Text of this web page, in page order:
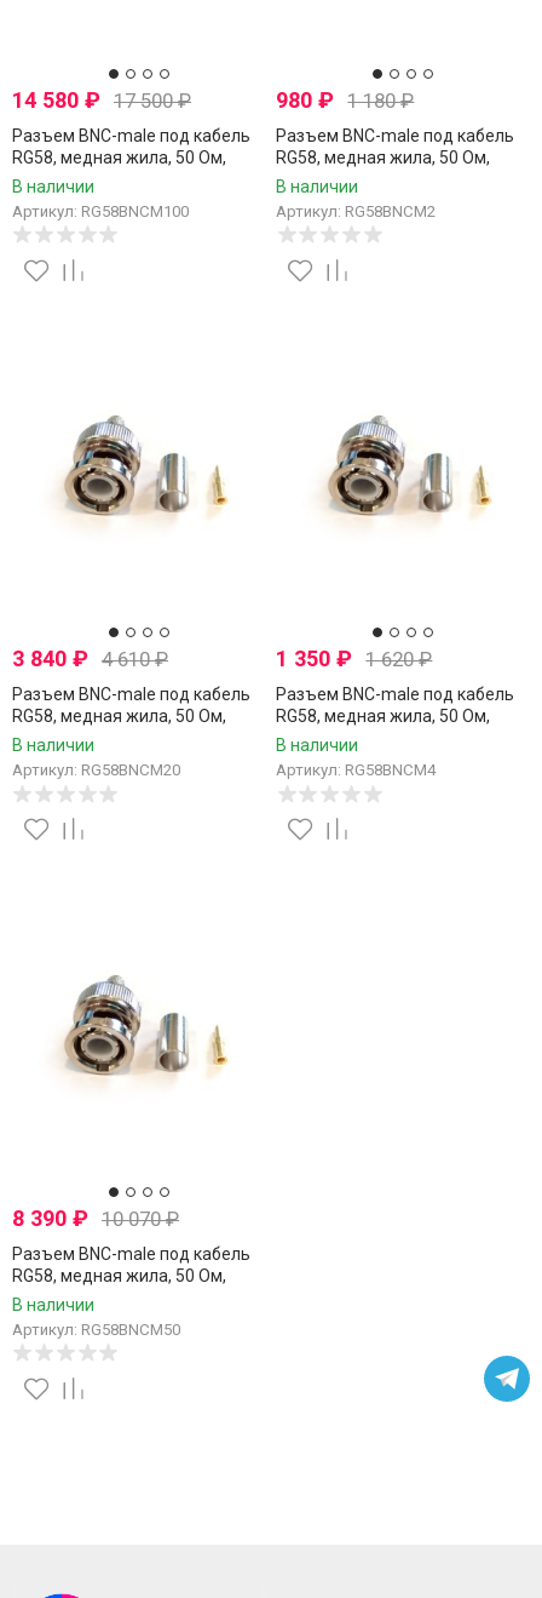
14 580 ₽ 17 500₽
Разъем BNC-male под кабель
RG58, медная жила, 50 Ом,
обжимной под пайку, 100 шт
В наличии
Артикул: RG58BNCM100
980₽ 1 180₽
Разъем BNC-male под кабель
RG58, медная жила, 50 Ом,
обжимной под пайку, 2 шт
В наличии
Артикул: RG58BNCM2
3 840 ₽ 4 610₽
Разъем BNC-male под кабель
RG58, медная жила, 50 Ом,
обжимной под пайку, 20 шт
В наличии
Артикул: RG58BNCM20
1 350₽ 1 620₽
Разъем BNC-male под кабель
RG58, медная жила, 50 Ом,
обжимной под пайку, 4 шт
В наличии
Артикул: RG58BNCM4
8 390 ₽ 10 070₽
Разъем BNC-male под кабель
RG58, медная жила, 50 Ом,
обжимной под пайку, 50 шт
В наличии
Артикул: RG58BNCM50